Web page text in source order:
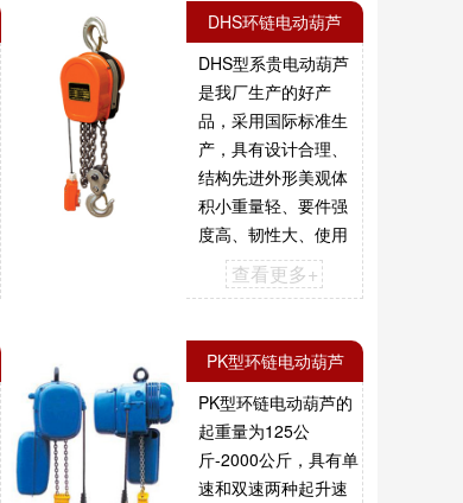
DHS环链电动葫芦
DHS型系贵电动葫芦
是我厂生产的好产
品，采用国际标准生
产，具有设计合理、
结构先进外形美观体
积小重量轻、要件强
度高、韧性大、使用
安全、维护筒单、经
久耐用等优点。其品
匹敌，驰名中外。...
查看更多+
PK型环链电动葫芦
PK型环链电动葫芦的
起重量为125公
斤-2000公斤，具有单
速和双速两种起升速